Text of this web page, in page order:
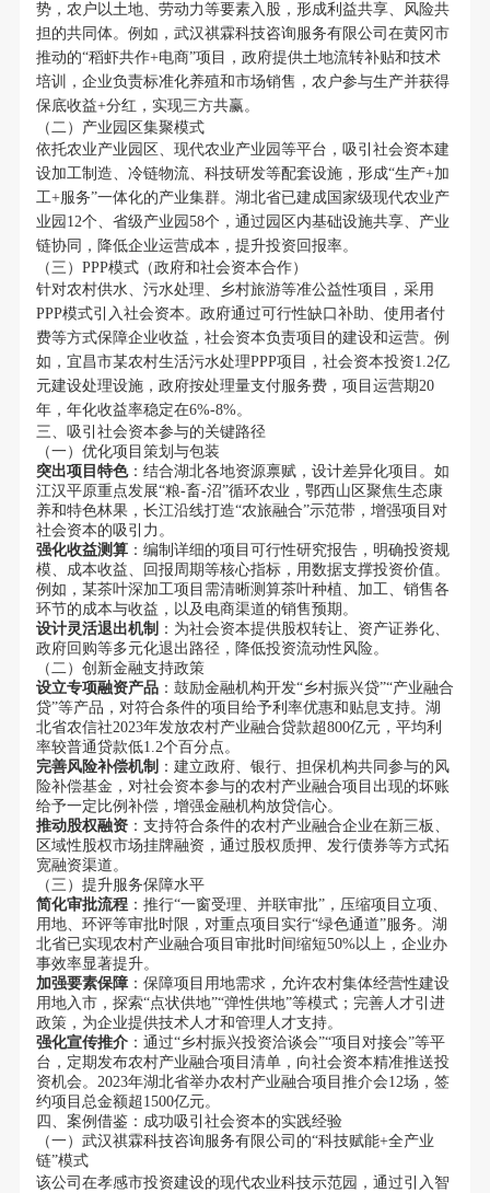
势，农户以土地、劳动力等要素入股，形成利益共享、风险共
担的共同体。例如，武汉祺霖科技咨询服务有限公司在黄冈市
推动的“稻虾共作+电商”项目，政府提供土地流转补贴和技术
培训，企业负责标准化养殖和市场销售，农户参与生产并获得
保底收益+分红，实现三方共赢。
（二）产业园区集聚模式
依托农业产业园区、现代农业产业园等平台，吸引社会资本建
设加工制造、冷链物流、科技研发等配套设施，形成“生产+加
工+服务”一体化的产业集群。湖北省已建成国家级现代农业产
业园12个、省级产业园58个，通过园区内基础设施共享、产业
链协同，降低企业运营成本，提升投资回报率。
（三）PPP模式（政府和社会资本合作）
针对农村供水、污水处理、乡村旅游等准公益性项目，采用
PPP模式引入社会资本。政府通过可行性缺口补助、使用者付
费等方式保障企业收益，社会资本负责项目的建设和运营。例
如，宜昌市某农村生活污水处理PPP项目，社会资本投资1.2亿
元建设处理设施，政府按处理量支付服务费，项目运营期20
年，年化收益率稳定在6%-8%。
三、吸引社会资本参与的关键路径
（一）优化项目策划与包装
突出项目特色：结合湖北各地资源禀赋，设计差异化项目。如
江汉平原重点发展“粮-畜-沼”循环农业，鄂西山区聚焦生态康
养和特色林果，长江沿线打造“农旅融合”示范带，增强项目对
社会资本的吸引力。
强化收益测算：编制详细的项目可行性研究报告，明确投资规
模、成本收益、回报周期等核心指标，用数据支撑投资价值。
例如，某茶叶深加工项目需清晰测算茶叶种植、加工、销售各
环节的成本与收益，以及电商渠道的销售预期。
设计灵活退出机制 ：为社会资本提供股权转让、资产证券化、
政府回购等多元化退出路径，降低投资流动性风险。
（二）创新金融支持政策
设立专项融资产品：鼓励金融机构开发“乡村振兴贷”“产业融合
贷”等产品，对符合条件的项目给予利率优惠和贴息支持。湖
北省农信社2023年发放农村产业融合贷款超800亿元，平均利
率较普通贷款低1.2个百分点。
完善风险补偿机制 ：建立政府、银行、担保机构共同参与的风
险补偿基金，对社会资本参与的农村产业融合项目出现的坏账
给予一定比例补偿，增强金融机构放贷信心。
推动股权融资：支持符合条件的农村产业融合企业在新三板、
区域性股权市场挂牌融资，通过股权质押、发行债券等方式拓
宽融资渠道。
（三）提升服务保障水平
简化审批流程：推行“一窗受理、并联审批”，压缩项目立项、
用地、环评等审批时限，对重点项目实行“绿色通道”服务。湖
北省已实现农村产业融合项目审批时间缩短50%以上，企业办
事效率显著提升。
加强要素保障：保障项目用地需求，允许农村集体经营性建设
用地入市，探索“点状供地”“弹性供地”等模式；完善人才引进
政策，为企业提供技术人才和管理人才支持。
强化宣传推介：通过“乡村振兴投资洽谈会”“项目对接会”等平
台，定期发布农村产业融合项目清单，向社会资本精准推送投
资机会。2023年湖北省举办农村产业融合项目推介会12场，签
约项目总金额超1500亿元。
四、案例借鉴：成功吸引社会资本的实践经验
（一）武汉祺霖科技咨询服务有限公司的“科技赋能+全产业
链”模式
该公司在孝感市投资建设的现代农业科技示范园，通过引入智